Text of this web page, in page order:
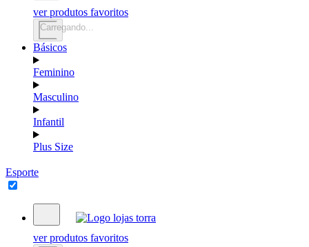
ver produtos favoritos
Carregando...
Básicos
Feminino
Masculino
Infantil
Plus Size
Esporte
ver produtos favoritos